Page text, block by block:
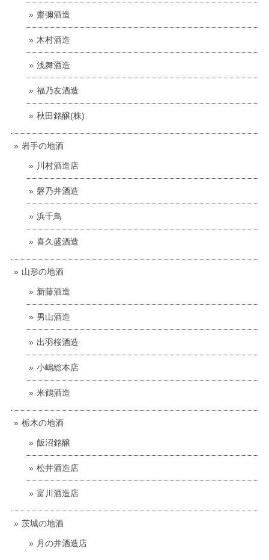
齋彌酒造
木村酒造
浅舞酒造
福乃友酒造
秋田銘醸(株)
岩手の地酒
川村酒造店
磐乃井酒造
浜千鳥
喜久盛酒造
山形の地酒
新藤酒造
男山酒造
出羽桜酒造
小嶋総本店
米鶴酒造
栃木の地酒
飯沼銘醸
松井酒造店
富川酒造店
茨城の地酒
月の井酒造店